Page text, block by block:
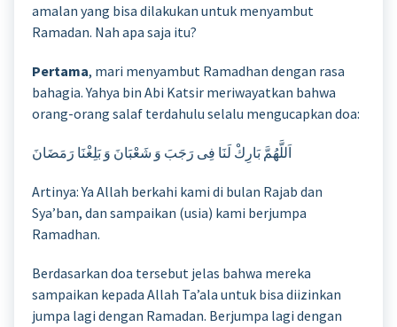
amalan yang bisa dilakukan untuk menyambut
Ramadan. Nah apa saja itu?
Pertama, mari menyambut Ramadhan dengan rasa
bahagia. Yahya bin Abi Katsir meriwayatkan bahwa
orang-orang salaf terdahulu selalu mengucapkan doa:
Artinya: Ya Allah berkahi kami di bulan Rajab dan
Sya’ban, dan sampaikan (usia) kami berjumpa
Ramadhan.
Berdasarkan doa tersebut jelas bahwa mereka
sampaikan kepada Allah Ta’ala untuk bisa diizinkan
jumpa lagi dengan Ramadan. Berjumpa lagi dengan